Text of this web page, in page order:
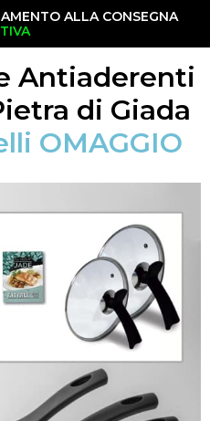
ALLA CONSEGNA
Antiaderenti
di Giada
OMAGGIO